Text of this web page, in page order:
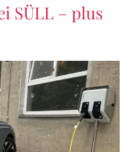
SÜLL – plus